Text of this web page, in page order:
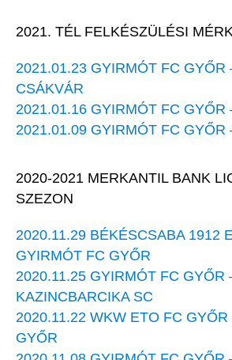
2021. TÉL FELKÉSZÜLÉSI
2021.01.23 GYIRMÓT FC GYŐR
CSÁKVÁR
2021.01.16 GYIRMÓT FC GYŐR
2021.01.09 GYIRMÓT FC GYŐR
2020-2021 MERKANTIL BANK
SZEZON
2020.11.29 BÉKÉSCSABA 1912
GYIRMÓT FC GYŐR
2020.11.25 GYIRMÓT FC GYŐR
KAZINCBARCIKA SC
2020.11.22 WKW ETO FC
GYŐR